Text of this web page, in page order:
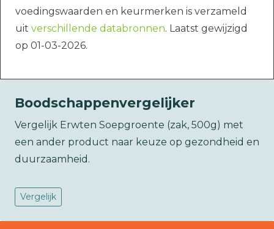
voedingswaarden en keurmerken is verzameld
uit verschillende databronnen. Laatst gewijzigd
op 01-03-2026.
Boodschappenvergelijker
Vergelijk Erwten Soepgroente (zak, 500g) met
een ander product naar keuze op gezondheid en
duurzaamheid.
Vergelijk